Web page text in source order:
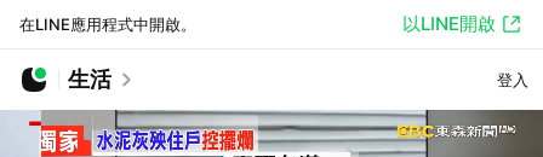
在LINE應用程式中開啟。 以LINE開啟
生活 登入